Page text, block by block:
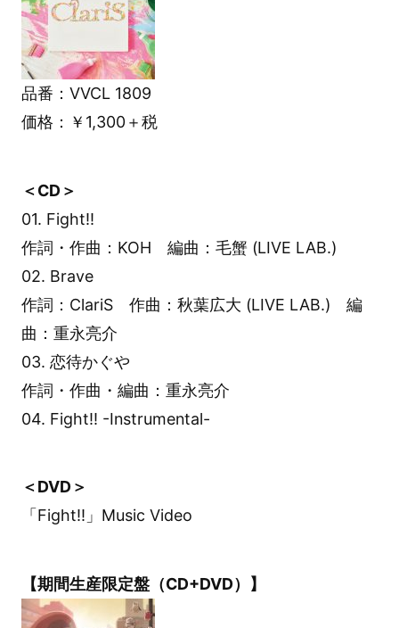
品番：VVCL 1809
価格：￥1,300＋税
＜CD＞
01. Fight!!
作詞・作曲：KOH 編曲：毛蟹 (LIVE LAB.)
02. Brave
作詞：ClariS 作曲：秋葉広大 (LIVE LAB.) 編
曲：重永亮介
03. 恋待かぐや
作詞・作曲・編曲：重永亮介
04. Fight!! -Instrumental-
＜DVD＞
「Fight!!」Music Video
【期間生産限定盤（CD+DVD）】